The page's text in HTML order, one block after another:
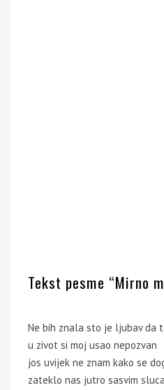
Tekst pesme “Mirno
Ne bih znala sto je ljubav da
u zivot si moj usao nepozvan
jos uvijek ne znam kako se
zateklo nas jutro sasvim